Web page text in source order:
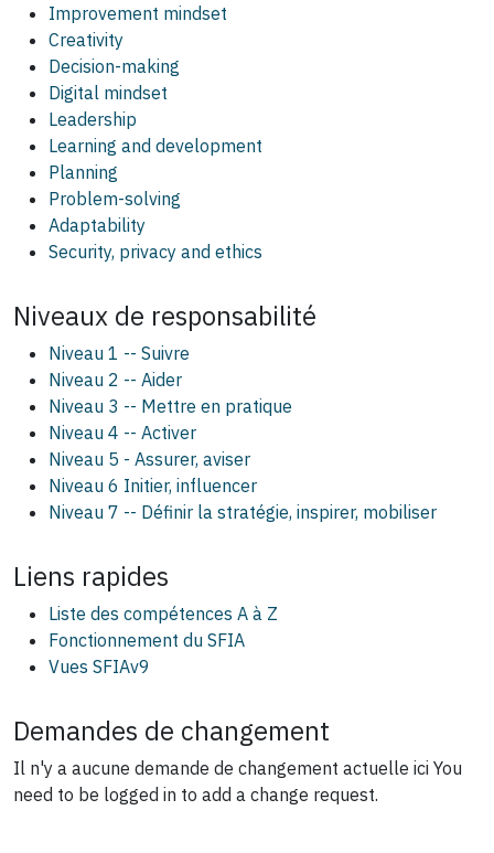
Improvement mindset
Creativity
Decision-making
Digital mindset
Leadership
Learning and development
Planning
Problem-solving
Adaptability
Security, privacy and ethics
Niveaux de responsabilité
Niveau 1 -- Suivre
Niveau 2 -- Aider
Niveau 3 -- Mettre en pratique
Niveau 4 -- Activer
Niveau 5 - Assurer, aviser
Niveau 6 Initier, influencer
Niveau 7 -- Définir la stratégie, inspirer, mobiliser
Liens rapides
Liste des compétences A à Z
Fonctionnement du SFIA
Vues SFIAv9
Demandes de changement
Il n'y a aucune demande de changement actuelle ici You
need to be logged in to add a change request.